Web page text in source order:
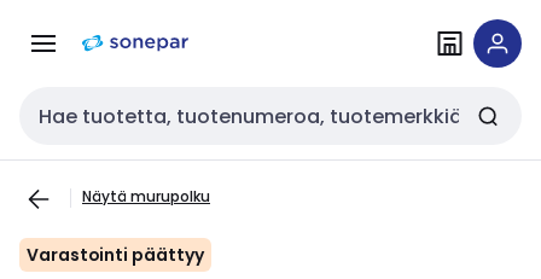
navigointiinsisältöön
Haku
Näytä murupolku
Varastointi päättyy